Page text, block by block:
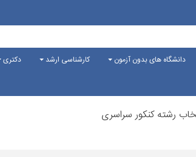
دانشگاه های بدون آزمون کارشناسی ارشد
دکتری
رشته کنکور سراسری